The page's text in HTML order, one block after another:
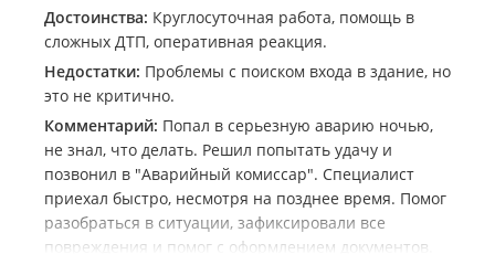
Достоинства: Круглосуточная работа, помощь в
сложных ДТП, оперативная реакция.
Недостатки: Проблемы с поиском входа в здание, но
это не критично.
Комментарий: Попал в серьезную аварию ночью,
не знал, что делать. Решил попытать удачу и
позвонил в "Аварийный комиссар". Специалист
приехал быстро, несмотря на позднее время. Помог
разобраться в ситуации, зафиксировали все
повреждения и помог с оформлением документов.